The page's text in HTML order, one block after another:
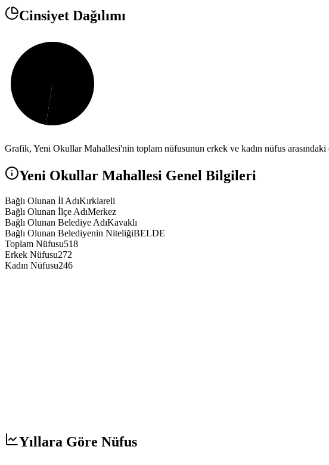
Cinsiyet Dağılımı
Grafik, Yeni OkullarMahallesi'nin toplam nüfusunun erkek ve kadın nüfus arasındaki
Yeni Okullar Mahallesi Genel Bilgileri
Bağlı Olunan İl AdıKırklareli
Bağlı Olunan İlçe AdıMerkez
Bağlı Olunan Belediye AdıKavaklı
Bağlı Olunan Belediyenin NiteliğiBELDE
Toplam Nüfusu518
Erkek Nüfusu272
Kadın Nüfusu246
Yıllara Göre Nüfus